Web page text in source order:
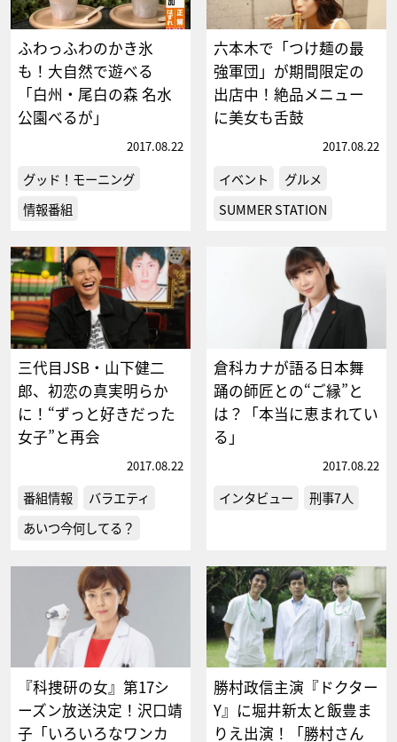
ふわっふわのかき氷
も！大自然で遊べる
「白州・尾白の森 名水
公園べるが」
2017.08.22
グッド！モーニング
情報番組
六本木で「つけ麺の最
強軍団」が期間限定の
出店中！絶品メニュー
に美女も舌鼓
2017.08.22
イベント
グルメ
SUMMER STATION
三代目JSB・山下健二
郎、初恋の真実明らか
に！“ずっと好きだった
女子”と再会
2017.08.22
番組情報
バラエティ
あいつ今何してる？
倉科カナが語る日本舞
踊の師匠との“ご縁”と
は？「本当に恵まれてい
る」
2017.08.22
インタビュー 刑事7人
『科捜研の女』第17シ
ーズン放送決定！沢口靖
子「いろいろなワンカ
勝村政信主演『ドクター
Y』に堀井新太と飯豊ま
りえ出演！「勝村さん